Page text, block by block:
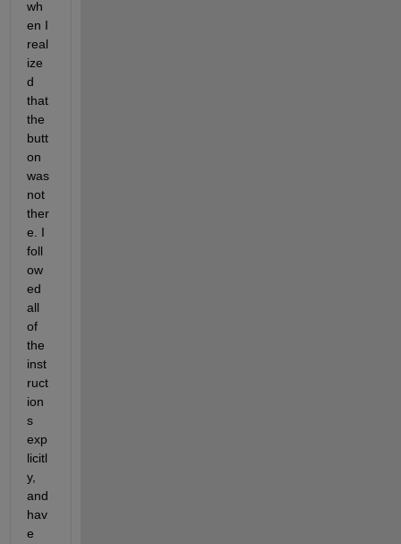
wh
en I
real
ize
d
that
the
butt
on
was
not
ther
e. I
foll
ow
ed
all
of
the
inst
ruct
ion
s
exp
licitl
y,
and
hav
e